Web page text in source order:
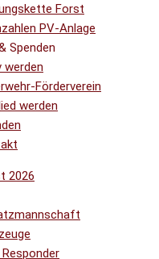
Forst
PV-Anlage
Spenden
werden
Förderverein
werden
2026